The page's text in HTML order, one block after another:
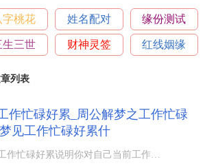
字桃花 姓名配对 缘份测试
生三世 财神灵签 红线姻缘
列表
作忙碌好累_周公解梦之工作忙碌
见工作忙碌好累什
做梦工作忙碌好累说明你对自己当前工作的重视职员做梦工作忙碌好累预示最近的身体健康状况很好生意人做梦工